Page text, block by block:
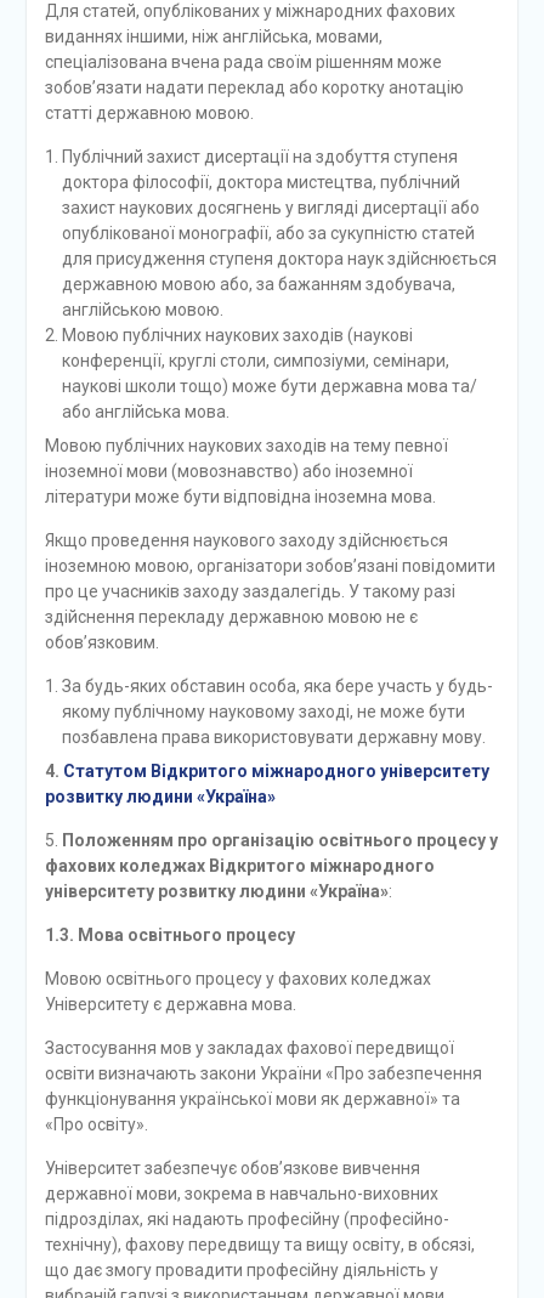
Для статей, опублікованих у міжнародних фахових
виданнях іншими, ніж англійська, мовами,
спеціалізована вчена рада своїм рішенням може
зобов’язати надати переклад або коротку анотацію
статті державною мовою.
Публічний захист дисертації на здобуття ступеня
доктора філософії, доктора мистецтва, публічний
захист наукових досягнень у вигляді дисертації або
опублікованої монографії, або за сукупністю статей
для присудження ступеня доктора наук здійснюється
державною мовою або, за бажанням здобувача,
англійською мовою.
Мовою публічних наукових заходів (наукові
конференції, круглі столи, симпозіуми, семінари,
наукові школи тощо) може бути державна мова та/
або англійська мова.
Мовою публічних наукових заходів на тему певної
іноземної мови (мовознавство) або іноземної
літератури може бути відповідна іноземна мова.
Якщо проведення наукового заходу здійснюється
іноземною мовою, організатори зобов’язані повідомити
про це учасників заходу заздалегідь. У такому разі
здійснення перекладу державною мовою не є
обов’язковим.
За будь-яких обставин особа, яка бере участь у будь-
якому публічному науковому заході, не може бути
позбавлена права використовувати державну мову.
4. Статутом Відкритого міжнародного університету
розвитку людини «Україна»
5.
Положенням про організацію освітнього процесу у
фахових коледжах Відкритого міжнародного
університету розвитку людини «Україна»:
1.3. Мова освітнього процесу
Мовою освітнього процесу у фахових коледжах
Університету є державна мова.
Застосування мов у закладах фахової передвищої
освіти визначають закони України «Про забезпечення
функціонування української мови як державної» та
«Про освіту».
Університет забезпечує обов’язкове вивчення
державної мови, зокрема в навчально-виховних
підрозділах, які надають професійну (професійно-
технічну), фахову передвищу та вищу освіту, в обсязі,
що дає змогу провадити професійну діяльність у